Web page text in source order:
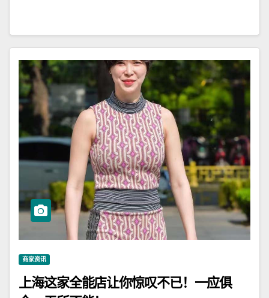
商家资讯
上海这家全能店让你惊叹不已！一应俱